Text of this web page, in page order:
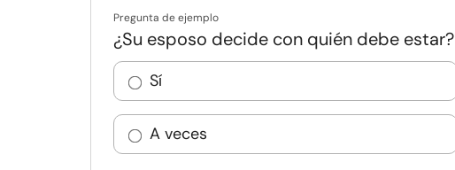
Pregunta de ejemplo
¿Su esposo decide con quién debe estar?
Sí
A veces